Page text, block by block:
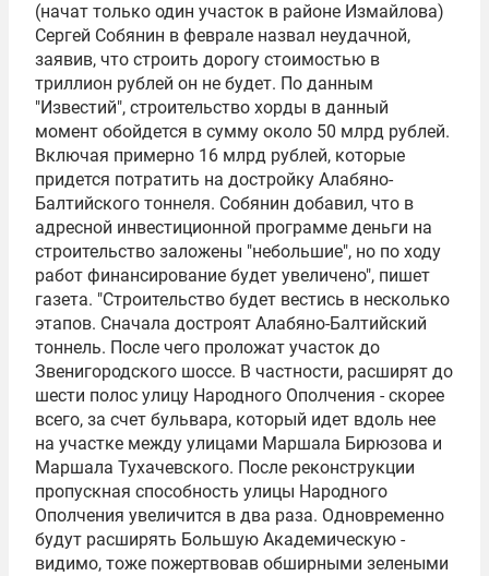
(начат только один участок в районе Измайлова)
Сергей Собянин в феврале назвал неудачной,
заявив, что строить дорогу стоимостью в
триллион рублей он не будет. По данным
"Известий", строительство хорды в данный
момент обойдется в сумму около 50 млрд рублей.
Включая примерно 16 млрд рублей, которые
придется потратить на достройку Алабяно-
Балтийского тоннеля. Собянин добавил, что в
адресной инвестиционной программе деньги на
строительство заложены "небольшие", но по ходу
работ финансирование будет увеличено", пишет
газета. "Строительство будет вестись в несколько
этапов. Сначала достроят Алабяно-Балтийский
тоннель. После чего проложат участок до
Звенигородского шоссе. В частности, расширят до
шести полос улицу Народного Ополчения - скорее
всего, за счет бульвара, который идет вдоль нее
на участке между улицами Маршала Бирюзова и
Маршала Тухачевского. После реконструкции
пропускная способность улицы Народного
Ополчения увеличится в два раза. Одновременно
будут расширять Большую Академическую -
видимо, тоже пожертвовав обширными зелеными